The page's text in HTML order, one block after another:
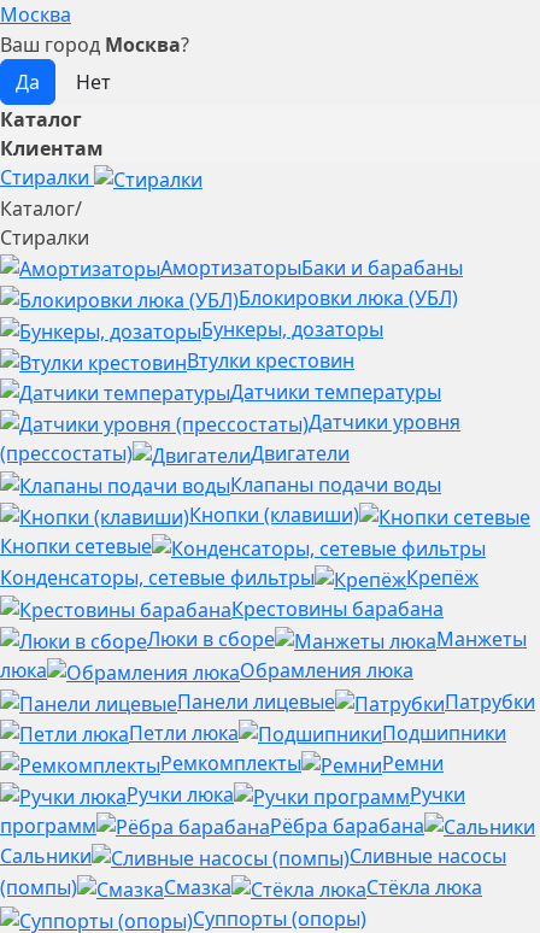
Москва
Ваш город Москва?
Каталог
Клиентам
Стиралки
Каталог/
Стиралки
АмортизаторыБаки и барабаны
Блокировки люка (УБЛ)
Бункеры, дозаторы
Втулки крестовин
Датчики температуры
Датчики уровня
(прессостаты)
Двигатели
Клапаны подачи воды
Кнопки (клавиши)
Кнопки сетевые
Конденсаторы, сетевые фильтры
Крепёж
Крестовины барабана
Люки в сборе
Манжеты
люка
Обрамления люка
Панели лицевые
Патрубки
Петли люка
Подшипники
Ремкомплекты
Ремни
Ручки люка
Ручки
программ
Рёбра барабана
Сальники
Сливные насосы
(помпы)
Смазка
Стёкла люка
Суппорты (опоры)